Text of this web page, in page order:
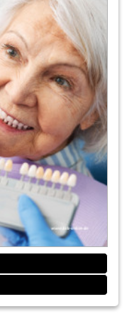
– Was
lässt – Teil
Bayern
in der
ein schönes
in